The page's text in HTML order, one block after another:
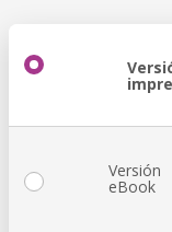
Versión
eBook